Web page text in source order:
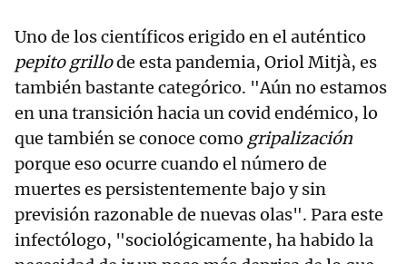
Uno de los científicos erigido en el auténtico
pepito grillode esta pandemia, Oriol Mitjà, es
también bastante categórico. "Aún no estamos
en una transición hacia un covid endémico, lo
que también se conoce como gripalización
porque eso ocurre cuando el número de
muertes es persistentemente bajo y sin
previsión razonable de nuevas olas". Para este
infectólogo, "sociológicamente, ha habido la